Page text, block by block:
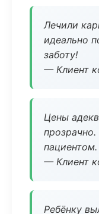
Лечили
идеально
заботу!
— Клиент
Цены
пациентом.
— Клиент
Ребёнку